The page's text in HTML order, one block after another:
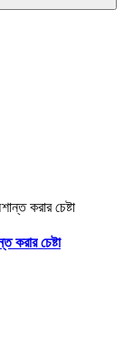
করার চেষ্টা